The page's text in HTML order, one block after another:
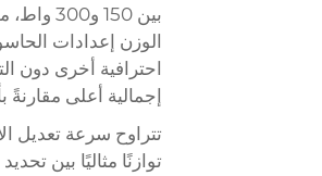
الوزن إعدادات
احترافية أخرى دون
إجمالية أعلى
توازنًا مثاليًا بين